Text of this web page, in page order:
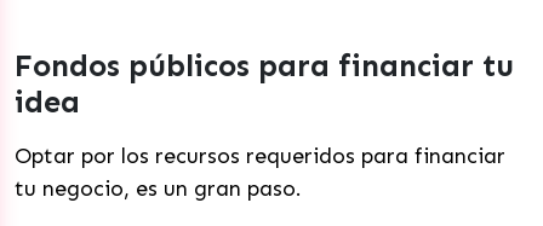
Fondos públicos para financiar tu
idea
Optar por los recursos requeridos para financiar
tu negocio, es un gran paso.